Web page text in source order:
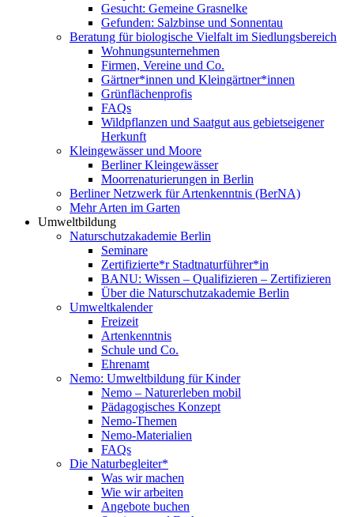
Gesucht: Gemeine Grasnelke
Gefunden: Salzbinse und Sonnentau
Beratung für biologische Vielfalt im Siedlungsbereich
Wohnungsunternehmen
Firmen, Vereine und Co.
Gärtner*innen und Kleingärtner*innen
Grünflächenprofis
FAQs
Wildpflanzen und Saatgut aus gebietseigener
Herkunft
Kleingewässer und Moore
Berliner Kleingewässer
Moorrenaturierungen in Berlin
Berliner Netzwerk für Artenkenntnis (BerNA)
Mehr Arten im Garten
Umweltbildung
Naturschutzakademie Berlin
Seminare
Zertifizierte*r Stadtnaturführer*in
BANU: Wissen – Qualifizieren – Zertifizieren
Über die Naturschutzakademie Berlin
Umweltkalender
Freizeit
Artenkenntnis
Schule und Co.
Ehrenamt
Nemo: Umweltbildung für Kinder
Nemo – Naturerleben mobil
Pädagogisches Konzept
Nemo-Themen
Nemo-Materialien
FAQs
Die Naturbegleiter*
Was wir machen
Wie wir arbeiten
Angebote buchen